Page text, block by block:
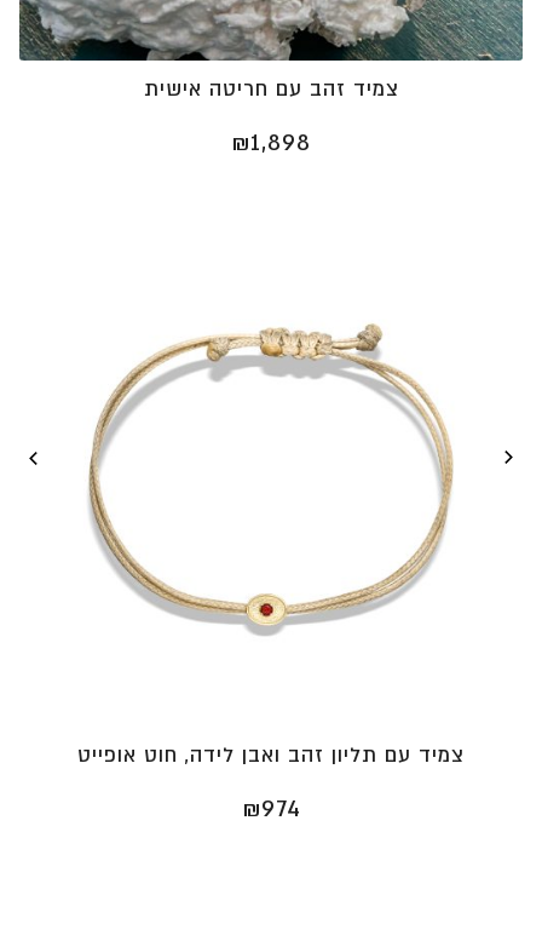
צמיד זהב עם חריטה אישית
₪1,898
צמיד עם תליון זהב ואבן לידה, חוט אופייט
₪974